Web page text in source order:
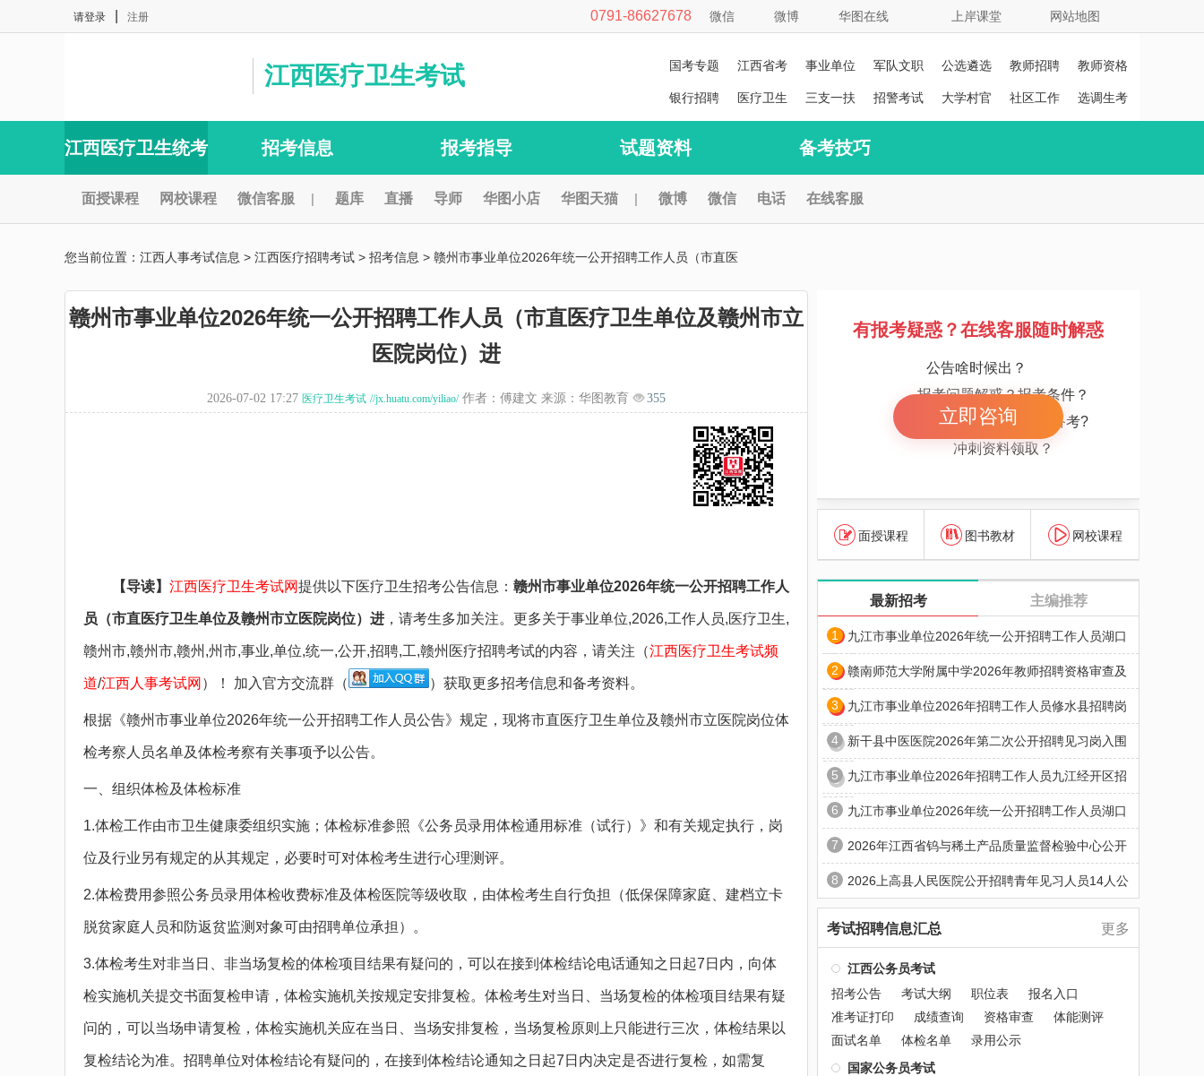
请登录 注册 微信 微博 华图在线 上岸课堂 网站地图
0791-86627678
江西医疗卫生考试 国考专题 江西省考 事业单位 军队文职 公选遴选 教师招聘
教师资格
证
银行招聘 医疗卫生 三支一扶 招警考试 大学村官
社区工作
选调生考
江西医疗卫生统考 招考信息 报考指导 试题资料 备考技巧
面授课程 网校课程 微信客服 | 题库 直播 导师 华图小店 华图天猫 | 微博 微信 电话 在线客服
您当前位置： 江西人事考试信息 > 江西医疗招聘考试 > 招考信息 > 赣州市事业单位2026年统一公开招聘工作人员（市直医
赣州市事业单位2026年统一公开招聘工作人员（市直医疗卫生单位及赣州市立
医院岗位）进
2026-07-02 17:27 医疗卫生考试 //jx.huatu.com/yiliao/作者：傅建文 来源：华图教育 355
【导读】 江西医疗卫生考试网提供以下医疗卫生招考公告信息： 赣州市事业单位2026年统一公开招聘工作人
员（市直医疗卫生单位及赣州市立医院岗位）进 ，请考生多加关注。更多关于事业单位,2026,工作人员,医疗卫生,
赣州市,赣州市,赣州,州市,事业,单位,统一,公开,招聘,工,赣州医疗招聘考试的内容，请关注（江西医疗卫生考试频
道/江西人事考试网 ）！ 加入官方交流群（ ）获取更多招考信息和备考资料。
根据《赣州市事业单位2026年统一公开招聘工作人员公告》规定，现将市直医疗卫生单位及赣州市立医院岗位体
检考察人员名单及体检考察有关事项予以公告。
一、组织体检及体检标准
1.体检工作由市卫生健康委组织实施；体检标准参照《公务员录用体检通用标准（试行）》和有关规定执行，岗
位及行业另有规定的从其规定，必要时可对体检考生进行心理测评。
2.体检费用参照公务员录用体检收费标准及体检医院等级收取，由体检考生自行负担（低保保障家庭、建档立卡
脱贫家庭人员和防返贫监测对象可由招聘单位承担）。
3.体检考生对非当日、非当场复检的体检项目结果有疑问的，可以在接到体检结论电话通知之日起7日内，向体
检实施机关提交书面复检申请，体检实施机关按规定安排复检。体检考生对当日、当场复检的体检项目结果有疑
问的，可以当场申请复检，体检实施机关应在当日、当场安排复检，当场复检原则上只能进行三次，体检结果以
复检结论为准。招聘单位对体检结论有疑问的，在接到体检结论通知之日起7日内决定是否进行复检，如需复
有报考疑惑？在线客服随时解惑
公告啥时候出？
报考问题解惑？报考条件？
报考岗位解惑 怎么备考?
冲刺资料领取？
立即咨询
面授课程 图书教材 网校课程
最新招考 主编推荐
1 九江市事业单位2026年统一公开招聘工作人员湖口
2 赣南师范大学附属中学2026年教师招聘资格审查及
3 九江市事业单位2026年招聘工作人员修水县招聘岗
4 新干县中医医院2026年第二次公开招聘见习岗入围
5 九江市事业单位2026年招聘工作人员九江经开区招
6 九江市事业单位2026年统一公开招聘工作人员湖口
7 2026年江西省钨与稀土产品质量监督检验中心公开
8 2026上高县人民医院公开招聘青年见习人员14人公
考试招聘信息汇总 更多
江西公务员考试
招考公告
考试大纲 职位表
报名入口
准考证打印
成绩查询 资格审查
体能测评
面试名单
体检名单
录用公示
国家公务员考试